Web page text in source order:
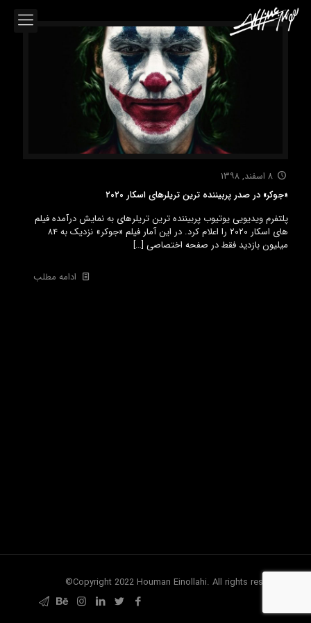
۸ اسفند, ۱۳۹۸
«جوکر» در صدر پربیننده ترین تریلرهای اسکار ۲۰۲۰
پلتفرم ویدیویی یوتیوب پربیننده ترین تریلرهای به نمایش درآمده فیلم
های اسکار ۲۰۲۰ را اعلام کرد. در این آمار فیلم «جوکر» نزدیک به ۸۴
میلیون بازدید فقط در صفحه اختصاصی […]
ادامه مطلب